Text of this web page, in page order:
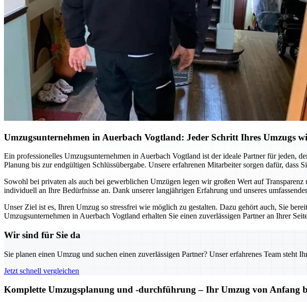
Umzugsunternehmen in Auerbach Vogtland: Jeder Schritt Ihres Umzugs
Ein professionelles Umzugsunternehmen in Auerbach Vogtland ist der ideale Partner für jeden,
Planung bis zur endgültigen Schlüssübergabe. Unsere erfahrenen Mitarbeiter sorgen dafür,
Sowohl bei privaten als auch bei gewerblichen Umzügen legen wir großen Wert auf
individuell an Ihre Bedürfnisse an. Dank unserer langjährigen Erfahrung und unseres
Unser Ziel ist es, Ihren Umzug so stressfrei wie möglich zu gestalten. Dazu gehört auch, Sie
Umzugsunternehmen in Auerbach Vogtland erhalten Sie einen zuverlässigen Partner an Ihrer
Wir sind für Sie da
Sie planen einen Umzug und suchen einen zuverlässigen Partner? Unser erfahrenes Team
Jetzt schnell vergleichen
Komplette Umzugsplanung und -durchführung – Ihr Umzug von Anfang